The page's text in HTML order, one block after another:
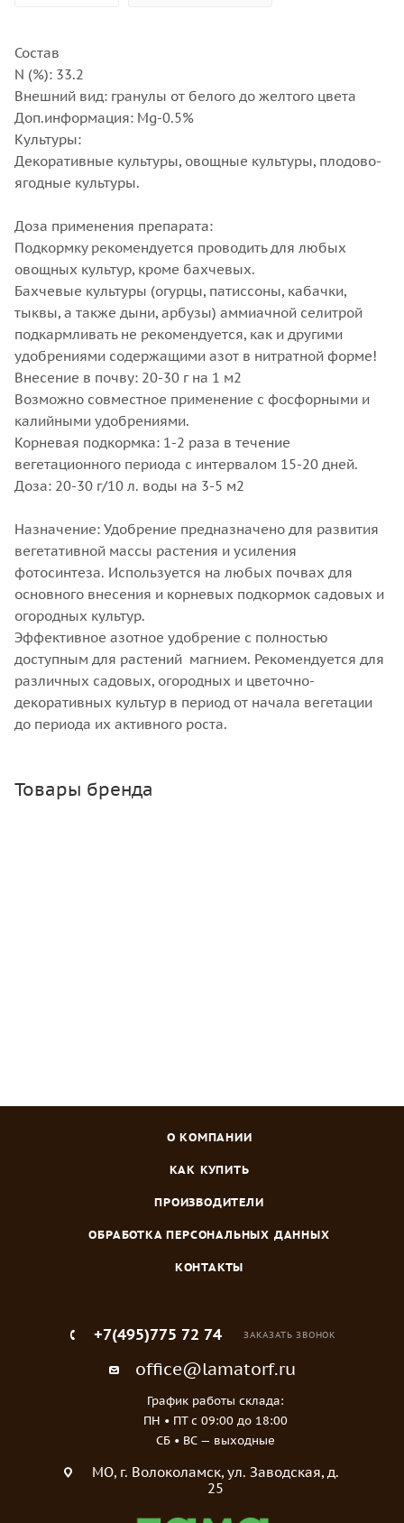
Состав
N (%): 33.2
Внешний вид: гранулы от белого до желтого цвета
Доп.информация: Mg-0.5%
Культуры:
Декоративные культуры, овощные культуры, плодово-
ягодные культуры.
Доза применения препарата:
Подкормку рекомендуется проводить для любых
овощных культур, кроме бахчевых.
Бахчевые культуры (огурцы, патиссоны, кабачки,
тыквы, а также дыни, арбузы) аммиачной селитрой
подкармливать не рекомендуется, как и другими
удобрениями содержащими азот в нитратной форме!
Внесение в почву: 20-30 г на 1 м2
Возможно совместное применение с фосфорными и
калийными удобрениями.
Корневая подкормка: 1-2 раза в течение
вегетационного периода с интервалом 15-20 дней.
Доза: 20-30 г/10 л. воды на 3-5 м2
Назначение: Удобрение предназначено для развития
вегетативной массы растения и усиления
фотосинтеза. Используется на любых почвах для
основного внесения и корневых подкормок садовых и
огородных культур.
Эффективное азотное удобрение с полностью
доступным для растений магнием. Рекомендуется для
различных садовых, огородных и цветочно-
декоративных культур в период от начала вегетации
до периода их активного роста.
Товары бренда
О КОМПАНИИ
КАК КУПИТЬ
ПРОИЗВОДИТЕЛИ
ОБРАБОТКА ПЕРСОНАЛЬНЫХ ДАННЫХ
КОНТАКТЫ
+7(495)775 72 74 ЗАКАЗАТЬ ЗВОНОК
office@lamatorf.ru
График работы склада:
ПН • ПТ c 09:00 до 18:00
СБ • ВС — выходные
МO, г. Волоколамск, ул. Заводская, д.
25